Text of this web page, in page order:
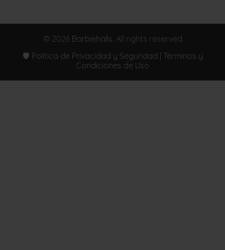
© 2026 Barbiehalls. All rights reserved
🛡️ Política de Privacidad y Seguridad | Términos y
Condiciones de Uso